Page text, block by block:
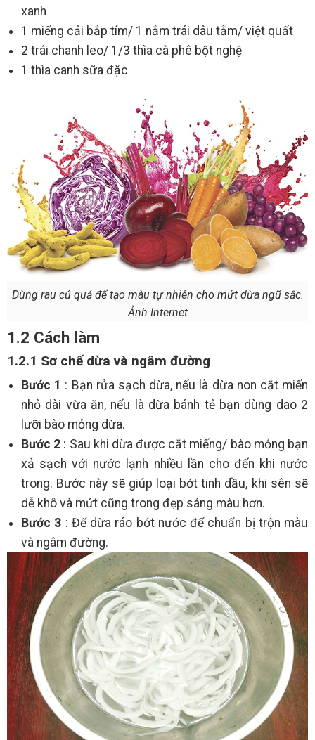
xanh
1 miếng cải bắp tím/ 1 nắm trái dâu tằm/ việt quất
2 trái chanh leo/ 1/3 thìa cà phê bột nghệ
1 thìa canh sữa đặc
Dùng rau củ quả để tạo màu tự nhiên cho mứt dừa ngũ sắc.
Ảnh Internet
1.2 Cách làm
1.2.1 Sơ chế dừa và ngâm đường
Bước 1 : Bạn rửa sạch dừa, nếu là dừa non cắt miến
nhỏ dài vừa ăn, nếu là dừa bánh tẻ bạn dùng dao 2
lưỡi bào mỏng dừa.
Bước 2 : Sau khi dừa được cắt miếng/ bào mỏng bạn
xả sạch với nước lạnh nhiều lần cho đến khi nước
trong. Bước này sẽ giúp loại bớt tinh dầu, khi sên sẽ
dễ khô và mứt cũng trong đẹp sáng màu hơn.
Bước 3 : Để dừa ráo bớt nước để chuẩn bị trộn màu
và ngâm đường.